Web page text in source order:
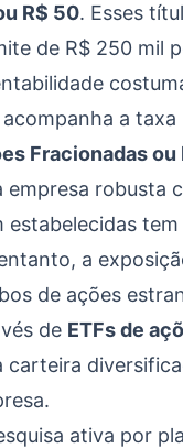
R$ 50. Esses
de R$ 250 mil
acompanha a taxa
Fracionadas
empresa robusta
estabelecidas
a
de ações
de ETFs de
carteira
ativa por